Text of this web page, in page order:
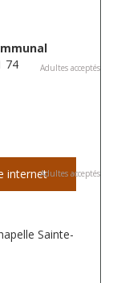
74
Adultes acceptés
internet
Sainte-
Adultes acceptés